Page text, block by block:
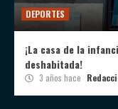
DEPORTES
¡La casa de la
deshabitada!
3 años hace